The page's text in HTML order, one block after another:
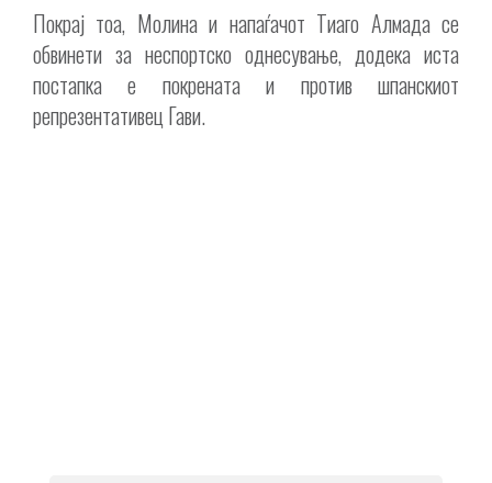
Покрај тоа, Молина и напаѓачот Тиаго Алмада се
обвинети за неспортско однесување, додека иста
постапка е покрената и против шпанскиот
репрезентативец Гави.